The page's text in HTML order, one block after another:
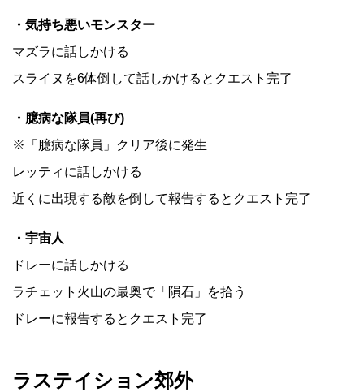
・気持ち悪いモンスター
マズラに話しかける
スライヌを6体倒して話しかけるとクエスト完了
・臆病な隊員(再び)
※「臆病な隊員」クリア後に発生
レッティに話しかける
近くに出現する敵を倒して報告するとクエスト完了
・宇宙人
ドレーに話しかける
ラチェット火山の最奥で「隕石」を拾う
ドレーに報告するとクエスト完了
ラステイション郊外